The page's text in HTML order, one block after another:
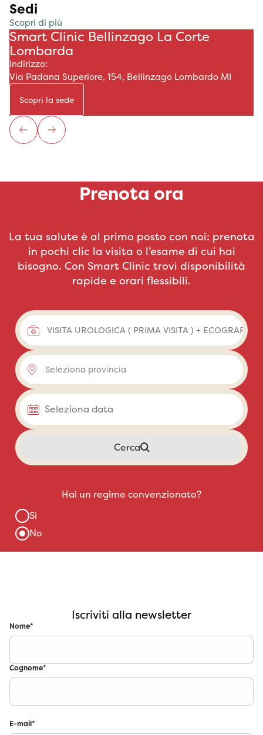
Sedi
Scopri di più
Smart Clinic Bellinzago La Corte
Lombarda
Indirizzo:
Via Padana Superiore, 154, Bellinzago Lombardo MI
Scopri la sede
Iscriviti alla newsletter
Nome*
Cognome*
E-mail*